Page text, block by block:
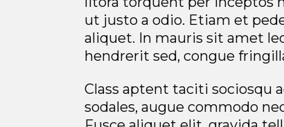
ut justo a odio. Etiam et
aliquet. In mauris sit amet
hendrerit sed, congue
Class aptent taciti sociosqu
sodales, augue commodo